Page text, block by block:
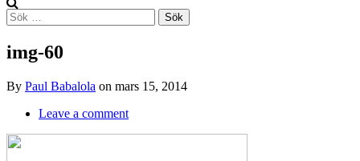
Sök
efter:
img-60
By Paul Babalola on mars 15, 2014
Leave a comment